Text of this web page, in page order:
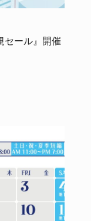
セール』開催